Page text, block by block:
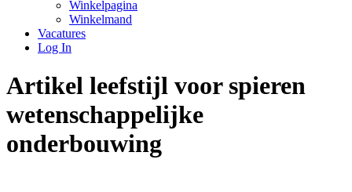
Winkelpagina
Winkelmand
Vacatures
Log In
Artikel leefstijl voor spieren
wetenschappelijke
onderbouwing